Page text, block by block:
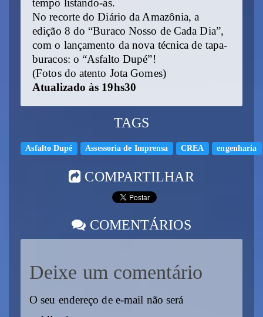
tempo listando-as.
No recorte do Diário da Amazônia, a
edição 8 do “Buraco Nosso de Cada Dia”,
com o lançamento da nova técnica de tapa-
buracos: o “Asfalto Dupé”!
(Fotos do atento Jota Gomes)
Atualizado às 19hs30
TAGS
Asfalto Dupé Assessoria de Imprensa CREA engenharia
COMPARTILHAR
COMENTÁRIOS
Deixe um comentário
O seu endereço de e-mail não será